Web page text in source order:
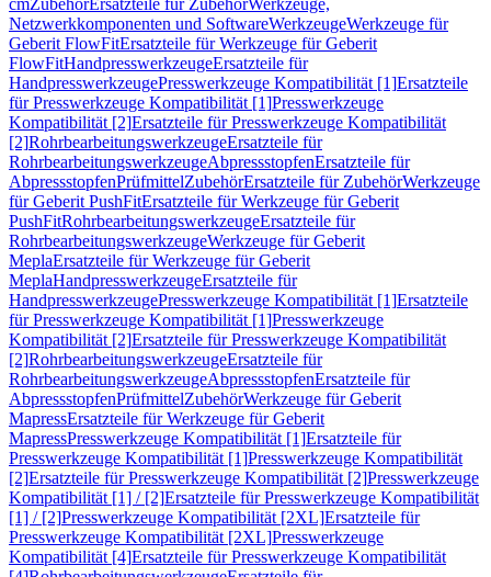
cmZubehörErsatzteile für ZubehörWerkzeuge,
Netzwerkkomponenten und SoftwareWerkzeugeWerkzeuge für
Geberit FlowFitErsatzteile für Werkzeuge für Geberit
FlowFitHandpresswerkzeugeErsatzteile für
HandpresswerkzeugePresswerkzeuge Kompatibilität [1]Ersatzteile
für Presswerkzeuge Kompatibilität [1]Presswerkzeuge
Kompatibilität [2]Ersatzteile für Presswerkzeuge Kompatibilität
[2]RohrbearbeitungswerkzeugeErsatzteile für
RohrbearbeitungswerkzeugeAbpressstopfenErsatzteile für
AbpressstopfenPrüfmittelZubehörErsatzteile für ZubehörWerkzeuge
für Geberit PushFitErsatzteile für Werkzeuge für Geberit
PushFitRohrbearbeitungswerkzeugeErsatzteile für
RohrbearbeitungswerkzeugeWerkzeuge für Geberit
MeplaErsatzteile für Werkzeuge für Geberit
MeplaHandpresswerkzeugeErsatzteile für
HandpresswerkzeugePresswerkzeuge Kompatibilität [1]Ersatzteile
für Presswerkzeuge Kompatibilität [1]Presswerkzeuge
Kompatibilität [2]Ersatzteile für Presswerkzeuge Kompatibilität
[2]RohrbearbeitungswerkzeugeErsatzteile für
RohrbearbeitungswerkzeugeAbpressstopfenErsatzteile für
AbpressstopfenPrüfmittelZubehörWerkzeuge für Geberit
MapressErsatzteile für Werkzeuge für Geberit
MapressPresswerkzeuge Kompatibilität [1]Ersatzteile für
Presswerkzeuge Kompatibilität [1]Presswerkzeuge Kompatibilität
[2]Ersatzteile für Presswerkzeuge Kompatibilität [2]Presswerkzeuge
Kompatibilität [1] / [2]Ersatzteile für Presswerkzeuge Kompatibilität
[1] / [2]Presswerkzeuge Kompatibilität [2XL]Ersatzteile für
Presswerkzeuge Kompatibilität [2XL]Presswerkzeuge
Kompatibilität [4]Ersatzteile für Presswerkzeuge Kompatibilität